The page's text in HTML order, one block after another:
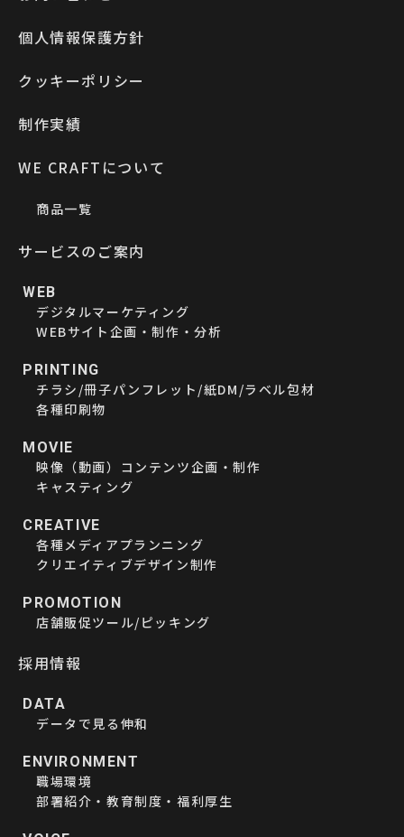
個人情報保護方針
クッキーポリシー
制作実績
WE CRAFTについて
商品一覧
サービスのご案内
WEB
デジタルマーケティング
WEBサイト企画・制作・分析
PRINTING
チラシ/冊子パンフレット/紙DM/ラベル包材
各種印刷物
MOVIE
映像（動画）コンテンツ企画・制作
キャスティング
CREATIVE
各種メディアプランニング
クリエイティブデザイン制作
PROMOTION
店舗販促ツール/ピッキング
採用情報
DATA
データで見る伸和
ENVIRONMENT
職場環境
部署紹介・教育制度・福利厚生